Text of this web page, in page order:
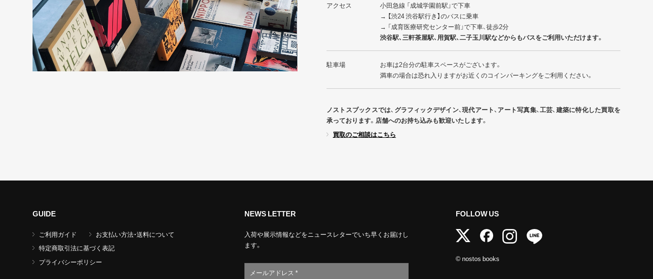
アクセス
小田急線 「成城学園前駅」で下車
→ 【渋24 渋谷駅行き】のバスに乗車
→ 「成育医療研究センター前」で下車、徒歩2分
渋谷駅、三軒茶屋駅、用賀駅、二子玉川駅などからもバスをご利用いただけます。
駐車場
お車は2台分の駐車スペースがございます。
満車の場合は恐れ入りますがお近くのコインパーキングをご利用ください。
ノストスブックスでは、グラフィックデザイン、現代アート、アート写真集、工芸、建築に特化した買取を
承っております。店舗へのお持ち込みも歓迎いたします。
買取のご相談はこちら
GUIDE
ご利用ガイド
お支払い方法・送料について
特定商取引法に基づく表記
プライバシーポリシー
NEWS LETTER
入荷や展示情報などをニュースレターでいち早くお届けし
ます。
FOLLOW US
© nostos books